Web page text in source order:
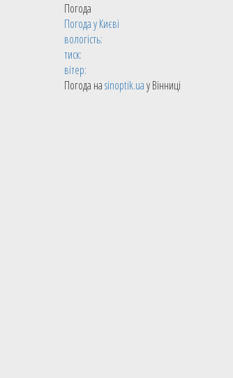
Погода
Погода уКиєві
вологість:
тиск:
вітер:
Погода наsinoptik.uaу Вінниці